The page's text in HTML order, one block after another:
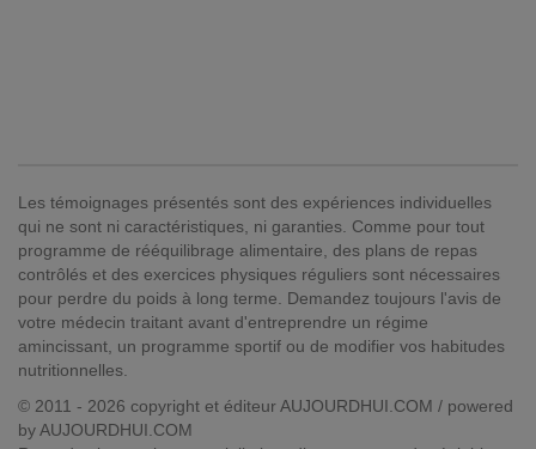
Les témoignages présentés sont des expériences individuelles
qui ne sont ni caractéristiques, ni garanties. Comme pour tout
programme de rééquilibrage alimentaire, des plans de repas
contrôlés et des exercices physiques réguliers sont nécessaires
pour perdre du poids à long terme. Demandez toujours l'avis de
votre médecin traitant avant d'entreprendre un régime
amincissant, un programme sportif ou de modifier vos habitudes
nutritionnelles.
© 2011 - 2026 copyright et éditeur AUJOURDHUI.COM / powered
by AUJOURDHUI.COM